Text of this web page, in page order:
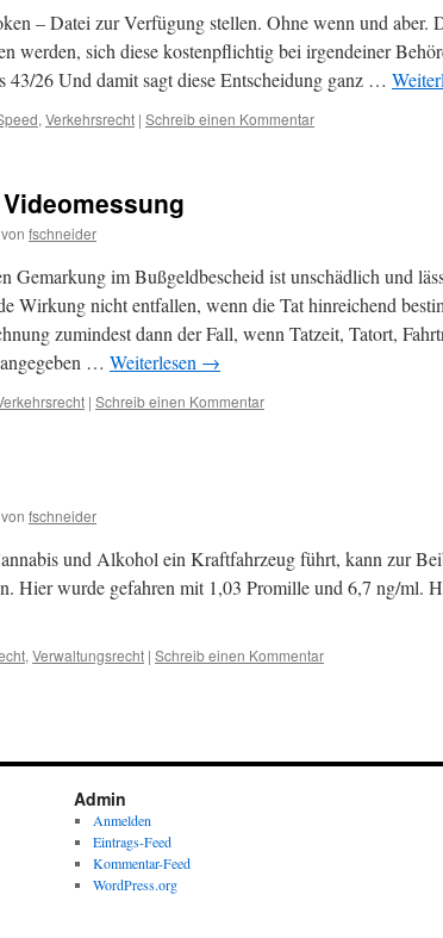
– Datei zur Verfügung stellen. Ohne wenn und aber.
werden, sich diese kostenpflichtig bei irgendeiner
26 Und damit sagt diese Entscheidung ganz …
, Verkehrsrecht | Schreib einen Kommentar
von fschneider
Gemarkung im Bußgeldbescheid ist unschädlich und
Wirkung nicht entfallen, wenn die Tat hinreichend
zumindest dann der Fall, wenn Tatzeit, Tatort,
… Weiterlesen →
| Schreib einen Kommentar
von fschneider
und Alkohol ein Kraftfahrzeug führt, kann zur
Hier wurde gefahren mit 1,03 Promille und 6,7 ng/ml.
, Verwaltungsrecht | Schreib einen Kommentar
Admin
Anmelden
Eintrags-Feed
Kommentar-Feed
WordPress.org